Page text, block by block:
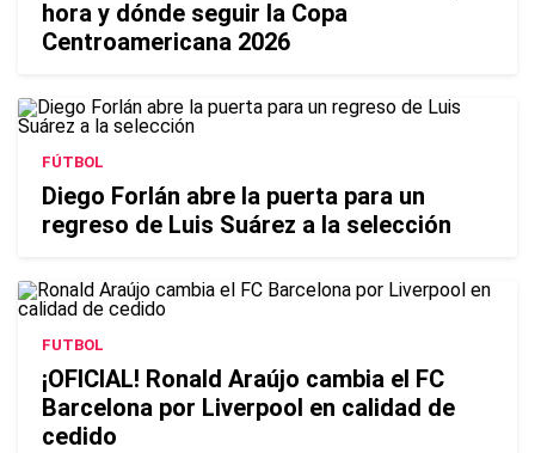
hora y dónde seguir la Copa
Centroamericana 2026
FÚTBOL
Diego Forlán abre la puerta para un
regreso de Luis Suárez a la selección
FUTBOL
¡OFICIAL! Ronald Araújo cambia el FC
Barcelona por Liverpool en calidad de
cedido